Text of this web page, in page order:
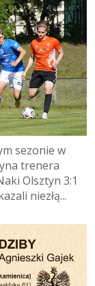
sezonie w
trenera
Olsztyn 3:1
niezłą...